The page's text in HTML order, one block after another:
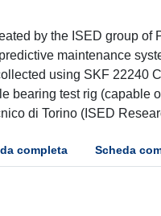
by the ISED group
maintenance
using SKF 22240
bearing test rig (capable
di Torino (ISED
completa Scheda